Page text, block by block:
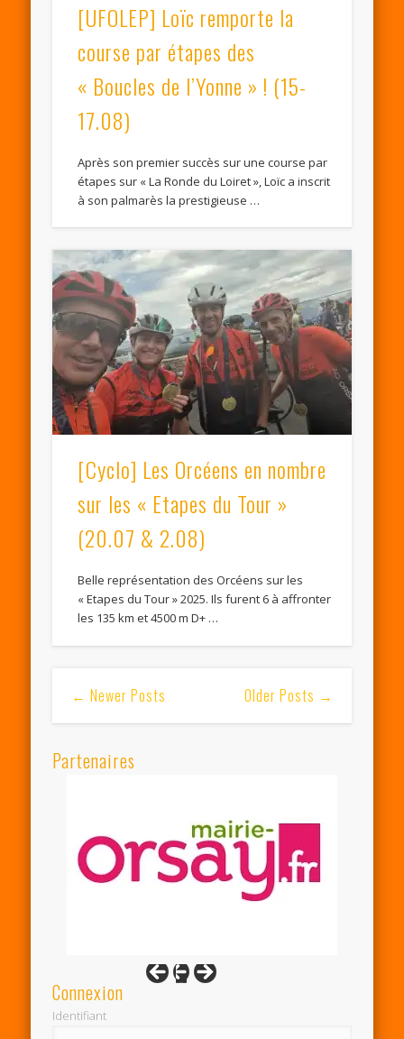
[UFOLEP] Loïc remporte la
course par étapes des
« Boucles de l’Yonne » ! (15-
17.08)
Après son premier succès sur une course par
étapes sur « La Ronde du Loiret », Loïc a inscrit
à son palmarès la prestigieuse …
[Cyclo] Les Orcéens en nombre
sur les « Etapes du Tour »
(20.07 & 2.08)
Belle représentation des Orcéens sur les
« Etapes du Tour » 2025. Ils furent 6 à affronter
les 135 km et 4500 m D+ …
← Newer Posts Older Posts →
Partenaires
Connexion
Identifiant